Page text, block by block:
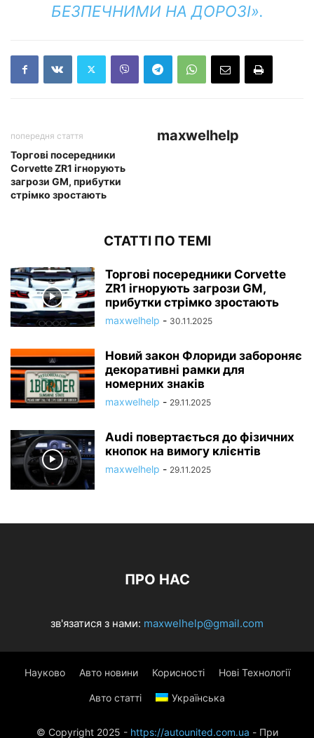
БЕЗПЕЧНИМИ НА ДОРОЗІ».
попередня стаття
Торгові посередники
Corvette ZR1 ігнорують
загрози GM, прибутки
стрімко зростають
maxwelhelp
СТАТТІ ПО ТЕМІ
Торгові посередники Corvette
ZR1 ігнорують загрози GM,
прибутки стрімко зростають
maxwelhelp - 30.11.2025
Новий закон Флориди забороняє
декоративні рамки для
номерних знаків
maxwelhelp - 29.11.2025
Audi повертається до фізичних
кнопок на вимогу клієнтів
maxwelhelp - 29.11.2025
ПРО НАС
зв'язатися з нами: maxwelhelp@gmail.com
Науково Авто новини Корисності Нові Технології
Авто статті Українська
© Copyright 2025 - https://autounited.com.ua - При